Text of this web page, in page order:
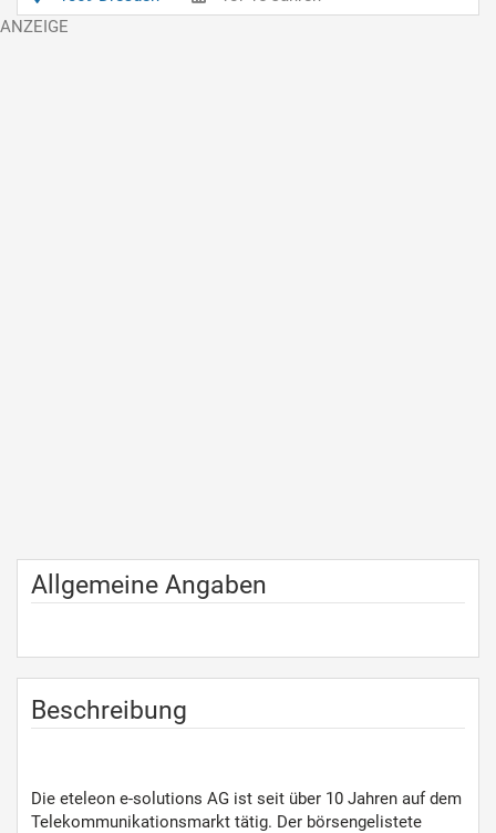
Allgemeine Angaben
Beschreibung
Die eteleon e-solutions AG ist seit über 10 Jahren auf dem
Telekommunikationsmarkt tätig. Der börsengelistete